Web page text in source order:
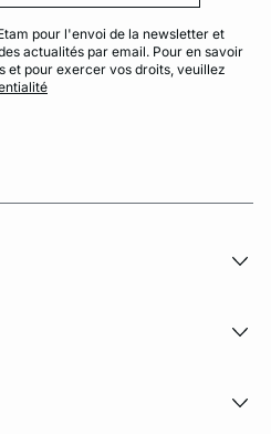
pour l'envoi de la newsletter et
actualités par email. Pour en savoir
et pour exercer vos droits, veuillez